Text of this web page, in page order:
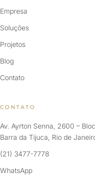
Empresa
Soluções
Projetos
Blog
Contato
CONTATO
Av. Ayrton Senna, 2600 –
Barra da Tijuca, Rio de
(21) 3477-7778
WhatsApp